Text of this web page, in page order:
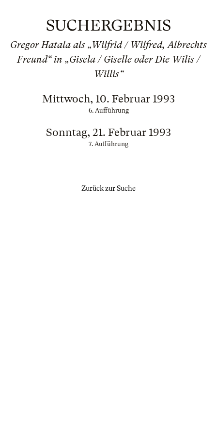
SUCHERGEBNIS
Gregor Hatala als „Wilfrid / Wilfred, Albrechts
Freund“ in „Gisela / Giselle oder Die Wilis /
Willis“
Mittwoch, 10. Februar 1993
6. Aufführung
Sonntag, 21. Februar 1993
7. Aufführung
Zurück zur Suche